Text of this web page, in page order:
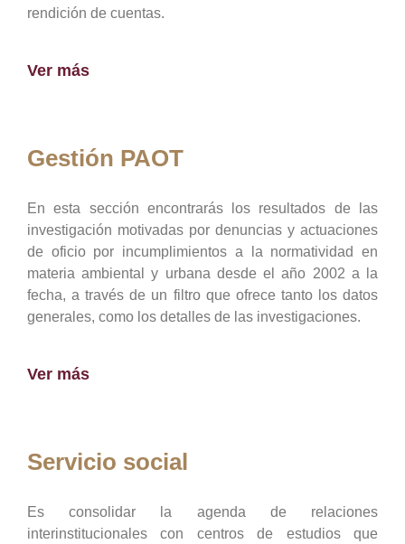
rendición de cuentas.
Ver más
Gestión PAOT
En esta sección encontrarás los resultados de las
investigación motivadas por denuncias y actuaciones
de oficio por incumplimientos a la normatividad en
materia ambiental y urbana desde el año 2002 a la
fecha, a través de un filtro que ofrece tanto los datos
generales, como los detalles de las investigaciones.
Ver más
Servicio social
Es consolidar la agenda de relaciones
interinstitucionales con centros de estudios que